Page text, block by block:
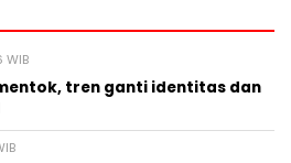
WIB
tren ganti identitas dan